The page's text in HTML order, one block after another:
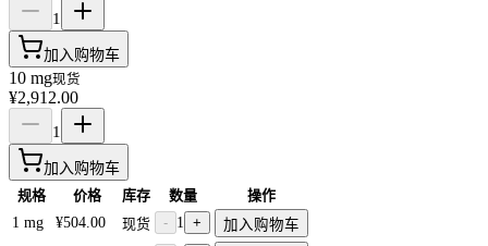
1
加入购物车
10 mg现货
¥2,912.00
1
加入购物车
规格 价格 库存 数量
操作
1 mg
¥504.00 现货 - 1 +
加入购物车